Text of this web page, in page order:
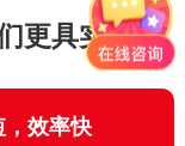
更具实力
，效率快